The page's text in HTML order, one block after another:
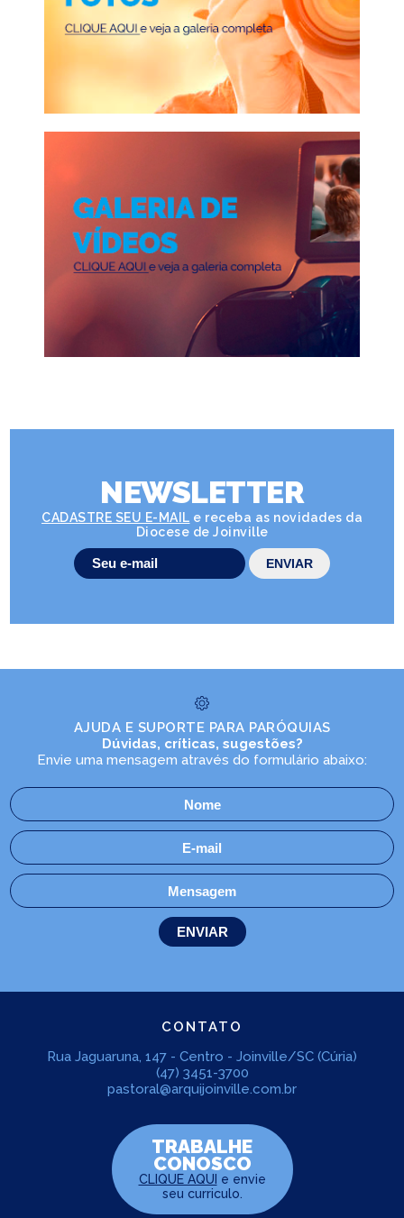
NEWSLETTER
CADASTRE SEU E-MAIL e receba as novidades da
Diocese de Joinville
AJUDA E SUPORTE PARA PARÓQUIAS
Dúvidas, críticas, sugestões?
Envie uma mensagem através do formulário abaixo:
CONTATO
Rua Jaguaruna, 147 - Centro - Joinville/SC (Cúria)
(47) 3451-3700
pastoral@arquijoinville.com.br
TRABALHE
CONOSCO
CLIQUE AQUI e envie
seu curriculo.